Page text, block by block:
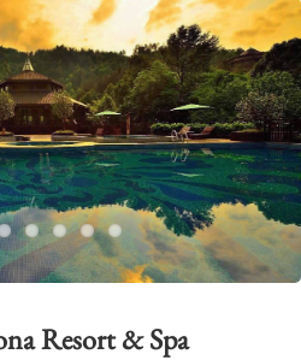
Resort & Spa